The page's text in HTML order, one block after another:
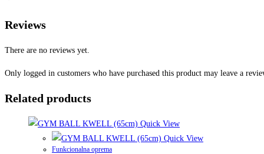
Reviews
There are no reviews yet.
Only logged in customers who have purchased this product may leave a
Related products
Quick View
Quick View
Funkcionalna oprema